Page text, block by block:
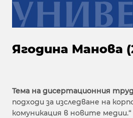
Ягодина Манова
Тема на дисертационния
подходи за изследване на
комуникация в новите медии.“